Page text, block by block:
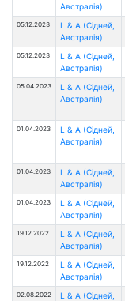
Австралія)
05.12.2023
L & A (Сідней,
Австралія)
05.12.2023
L & A (Сідней,
Австралія)
05.04.2023
L & A (Сідней,
Австралія)
01.04.2023
L & A (Сідней,
Австралія)
01.04.2023
L & A (Сідней,
Австралія)
01.04.2023
L & A (Сідней,
Австралія)
19.12.2022
L & A (Сідней,
Австралія)
19.12.2022
L & A (Сідней,
Австралія)
02.08.2022
L & A (Сідней,